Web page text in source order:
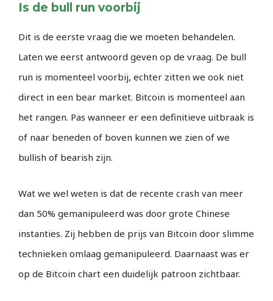
Is de bull run voorbij
Dit is de eerste vraag die we moeten behandelen.
Laten we eerst antwoord geven op de vraag. De bull
run is momenteel voorbij, echter zitten we ook niet
direct in een bear market. Bitcoin is momenteel aan
het rangen. Pas wanneer er een definitieve uitbraak is
of naar beneden of boven kunnen we zien of we
bullish of bearish zijn.
Wat we wel weten is dat de recente crash van meer
dan 50% gemanipuleerd was door grote Chinese
instanties. Zij hebben de prijs van Bitcoin door slimme
technieken omlaag gemanipuleerd. Daarnaast was er
op de Bitcoin chart een duidelijk patroon zichtbaar.